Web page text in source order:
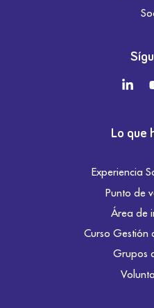
Lo que
Experiencia
Punto de
Área de
Curso Gestión
Grupos